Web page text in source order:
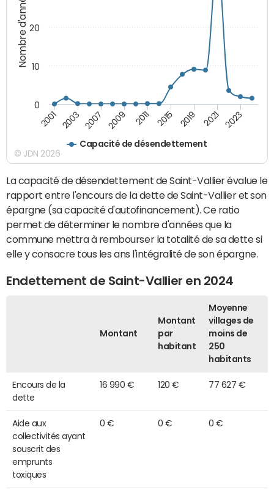
Nombre d'années
Capacité de désendettement
2001 2003 2007 2009 2011 2015 2019 2021 2023
0
10
20
© JDN 2026
La capacité de désendettement de Saint-Vallier évalue le
rapport entre l'encours de la dette de Saint-Vallier et son
épargne (sa capacité d'autofinancement). Ce ratio
permet de déterminer le nombre d'années que la
commune mettra à rembourser la totalité de sa dette si
elle y consacre tous les ans l'intégralité de son épargne.
Endettement de Saint-Vallier en 2024
Montant
Montant
par
habitant
Moyenne
villages de
moins de
250
habitants
Encours de la
dette
16 990 € 120 € 77 627 €
Aide aux
collectivités ayant
souscrit des
emprunts
toxiques
0 € 0 € 0 €